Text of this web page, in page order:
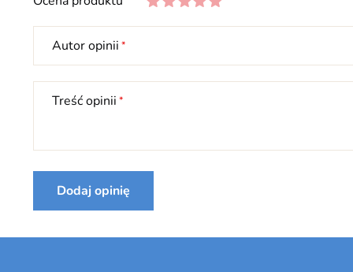
Autor opinii
Treść opinii
Dodaj opinię